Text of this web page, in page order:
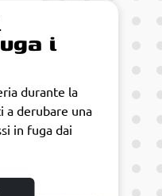
i
durante la
a derubare una
in fuga dai